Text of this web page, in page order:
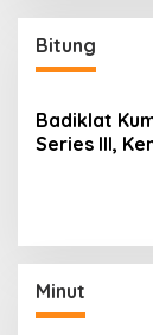
Bitung
Badiklat
Series III,
Minut